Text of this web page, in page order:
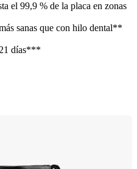
el 99,9 % de la placa en zonas
sanas que con hilo dental**
días***